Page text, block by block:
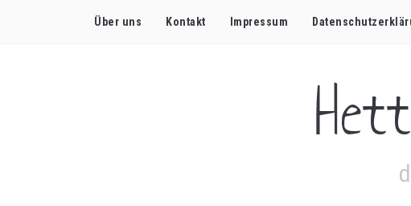
Über uns Kontakt Impressum